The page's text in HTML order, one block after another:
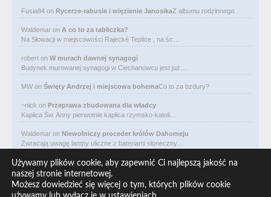
Fusia84 on Rycerze-rabusie i więzienie JanosikaZ albumu rodzinnego.
Waldemar on A co to za tabliczka?
Na Słowacji w miejscowości Rajecké Teplice , na śc…
robert on W murach dawnej synagogi
Budynek murowanej synagogi w Ciechanowcu jest już…
MW on Święty Andrzej i miejscowa bohemaCo to za bzdury?
~nick on Przeprawa zbudowana dla władcy
Kaplica Św. Anny pierwotnie kaplica rzymsko-katoli…
Waldemar on Niewolniczy proceder królów Dahomeju
Zwracają uwagę lampy uliczne z bateriami słoneczny…
Waldemar on Adam Asnyk. Poeta z mojego miasta
CIEKAWOSTKA że pod banderą Malty pływa statek m/v…
Waldemar on
Historia na Wawelskim Wzgórzu
Używamy plików cookie, aby zapewnić Ci najlepszą jakość na
naszej stronie internetowej.
Możesz dowiedzieć się więcej o tym, których plików cookie